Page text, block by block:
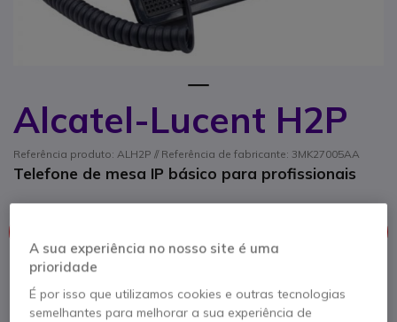
Alcatel-Lucent H2P
Referência produto: ALH2P // Referência de fabricante: 3MK27005AA
Telefone de mesa IP básico para profissionais
Para melhor satisfazer as suas necessidades, apresentamos
uma lista de produtos similares
Saltar para o início da Galeria de imagens
A sua experiência no nosso site é uma
prioridade
É por isso que utilizamos cookies e outras tecnologias
semelhantes para melhorar a sua experiência de